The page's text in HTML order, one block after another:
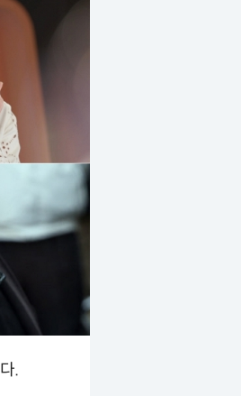
.